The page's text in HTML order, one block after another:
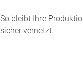
So bleibt Ihre
sicher vernetzt.